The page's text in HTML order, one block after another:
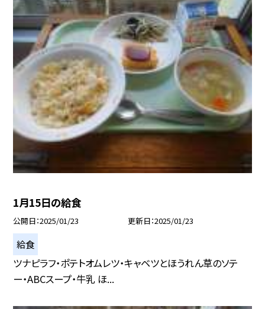
1月15日の給食
公開日 2025/01/23 更新日 2025/01/23
給食
ツナピラフ・ポテトオムレツ・キャベツとほうれん草のソテ
ー・ABCスープ・牛乳 ほ...